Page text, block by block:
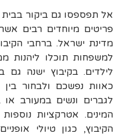
אל תפספסו גם ביקור בבית
פריטים מיוחדים רבים
מדינת ישראל. ברחבי
למשפחות תוכלו ליהנות
לילדים. בקיבוץ ישנה
כאוות נפשכם ולבחור
לגברים ונשים במעורב
המינים. אטרקציות
הקיבוץ, כגון טיולי